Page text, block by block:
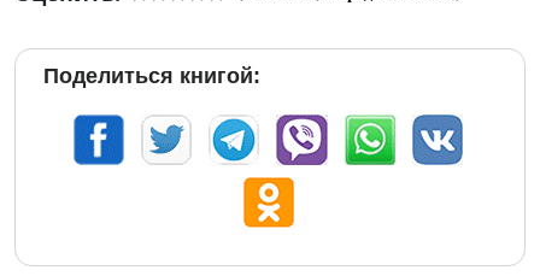
Поделиться книгой: